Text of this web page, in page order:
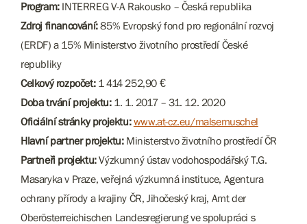
Program:INTERREG V-A Rakousko – Česká republika
Zdroj financování:85% Evropský fond pro regionální rozvoj
(ERDF) a 15% Ministerstvo životního prostředí České
republiky
Celkový rozpočet:1 414 252,90 €
Doba trvání projektu:1. 1. 2017 – 31. 12. 2020
Oficiální stránky projektu: www.at-cz.eu/malsemuschel
Hlavní partner projektu:Ministerstvo životního prostředí ČR
Partneři projektu:Výzkumný ústav vodohospodářský T.G.
Masaryka v Praze, veřejná výzkumná instituce, Agentura
ochrany přírody a krajiny ČR, Jihočeský kraj, Amt der
Oberösterreichischen Landesregierung ve spolupráci s